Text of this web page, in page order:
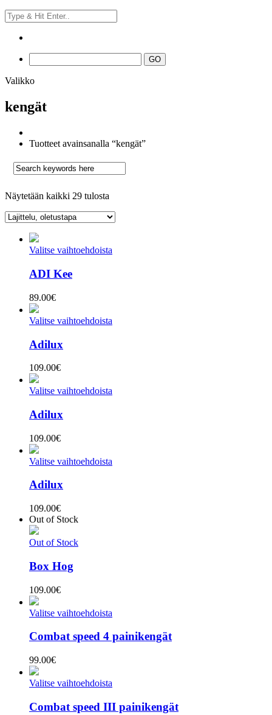
Valikko
kengät
Tuotteet avainsanalla “kengät”
Näytetään kaikki 29 tulosta
Valitse vaihtoehdoista
ADI Kee
89.00€
Valitse vaihtoehdoista
Adilux
109.00€
Valitse vaihtoehdoista
Adilux
109.00€
Valitse vaihtoehdoista
Adilux
109.00€
Out of Stock
Out of Stock
Box Hog
109.00€
Valitse vaihtoehdoista
Combat speed 4 painikengät
99.00€
Valitse vaihtoehdoista
Combat speed III painikengät